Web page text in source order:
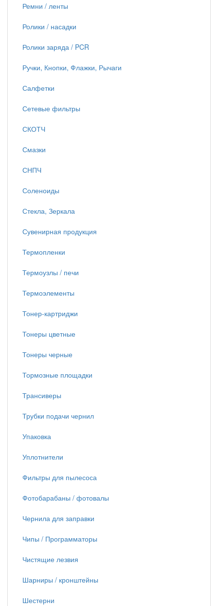
Ремни / ленты
Ролики / насадки
Ролики заряда / PCR
Ручки, Кнопки, Флажки, Рычаги
Салфетки
Сетевые фильтры
СКОТЧ
Смазки
СНПЧ
Соленоиды
Стекла, Зеркала
Сувенирная продукция
Термопленки
Термоузлы / печи
Термоэлементы
Тонер-картриджи
Тонеры цветные
Тонеры черные
Тормозные площадки
Трансиверы
Трубки подачи чернил
Упаковка
Уплотнители
Фильтры для пылесоса
Фотобарабаны / фотовалы
Чернила для заправки
Чипы / Программаторы
Чистящие лезвия
Шарниры / кронштейны
Шестерни